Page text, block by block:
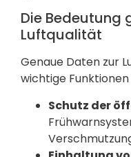
Die Bedeutung
Luftqualität
Genaue Daten zur
wichtige
Schutz der